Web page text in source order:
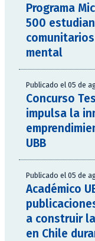
Programa
500
mental
Publicado el 05 de
Concurso
impulsa la
UBB
Publicado el 05 de
Académico
a construir
en Chile